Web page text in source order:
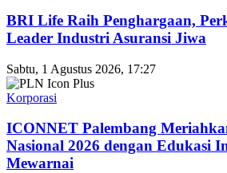
BRI Life Raih Penghargaan,
Leader Industri Asuransi Jiwa
Sabtu, 1 Agustus 2026, 17:27
Korporasi
ICONNET Palembang
Nasional 2026 dengan Edukasi
Mewarnai